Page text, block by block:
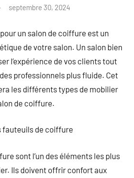
septembre 30, 2024
un salon de coiffure est un
de votre salon. Un salon bien
l’expérience de vos clients tout
professionnels plus fluide. Cet
les différents types de mobilier
de coiffure.
fauteuils de coiffure
sont l’un des éléments les plus
Ils doivent offrir confort aux